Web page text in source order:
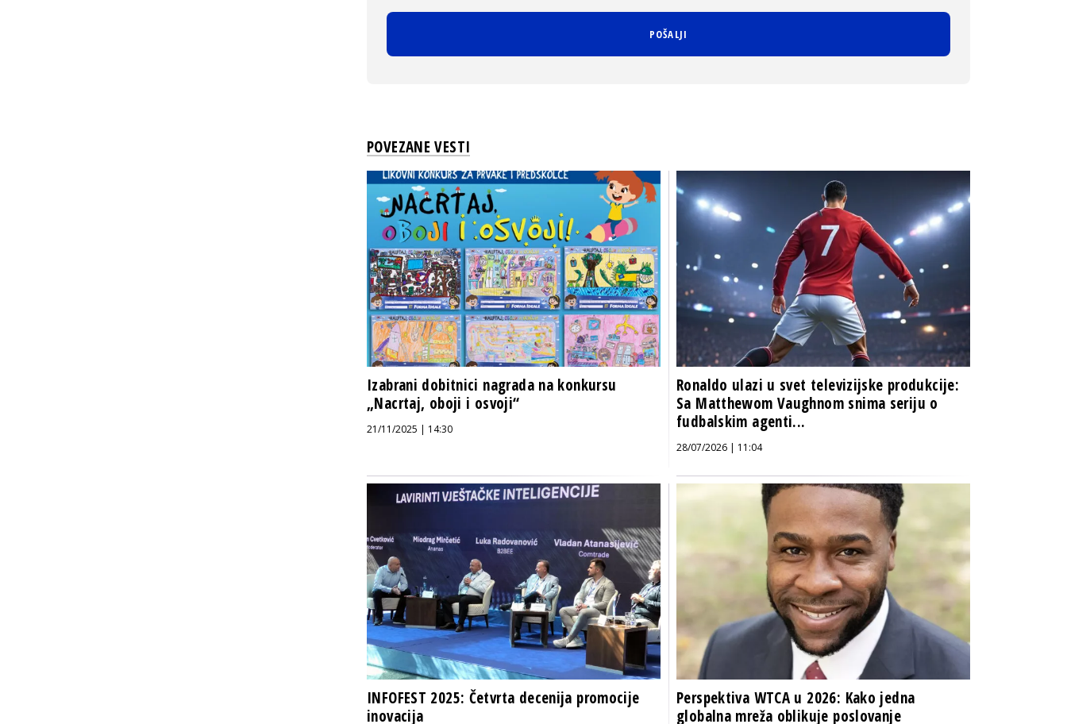
POVEZANE VESTI
Izabrani dobitnici nagrada na konkursu
„Nacrtaj, oboji i osvoji“
21/11/2025 | 14:30
Ronaldo ulazi u svet televizijske produkcije:
Sa Matthewom Vaughnom snima seriju o
fudbalskim agenti...
28/07/2026 | 11:04
INFOFEST 2025: Četvrta decenija promocije
inovacija
Perspektiva WTCA u 2026: Kako jedna
globalna mreža oblikuje poslovanje